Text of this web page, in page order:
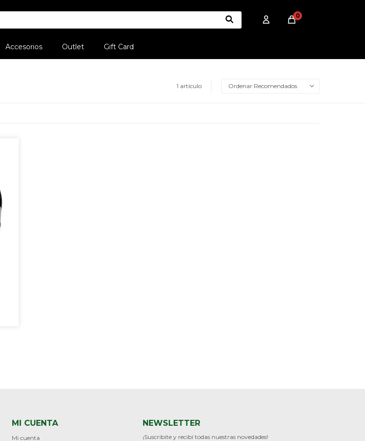
Accesorios Outlet Gift Card
0
1 artículo Recomendados
MI CUENTA
Mi cuenta
NEWSLETTER
¡Suscribite y recibí todas nuestras novedades!